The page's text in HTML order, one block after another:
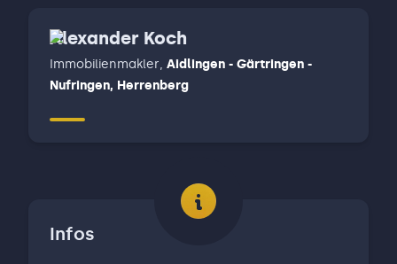
Alexander Koch
Immobilienmakler, Aidlingen - Gärtringen -
Nufringen, Herrenberg
Infos